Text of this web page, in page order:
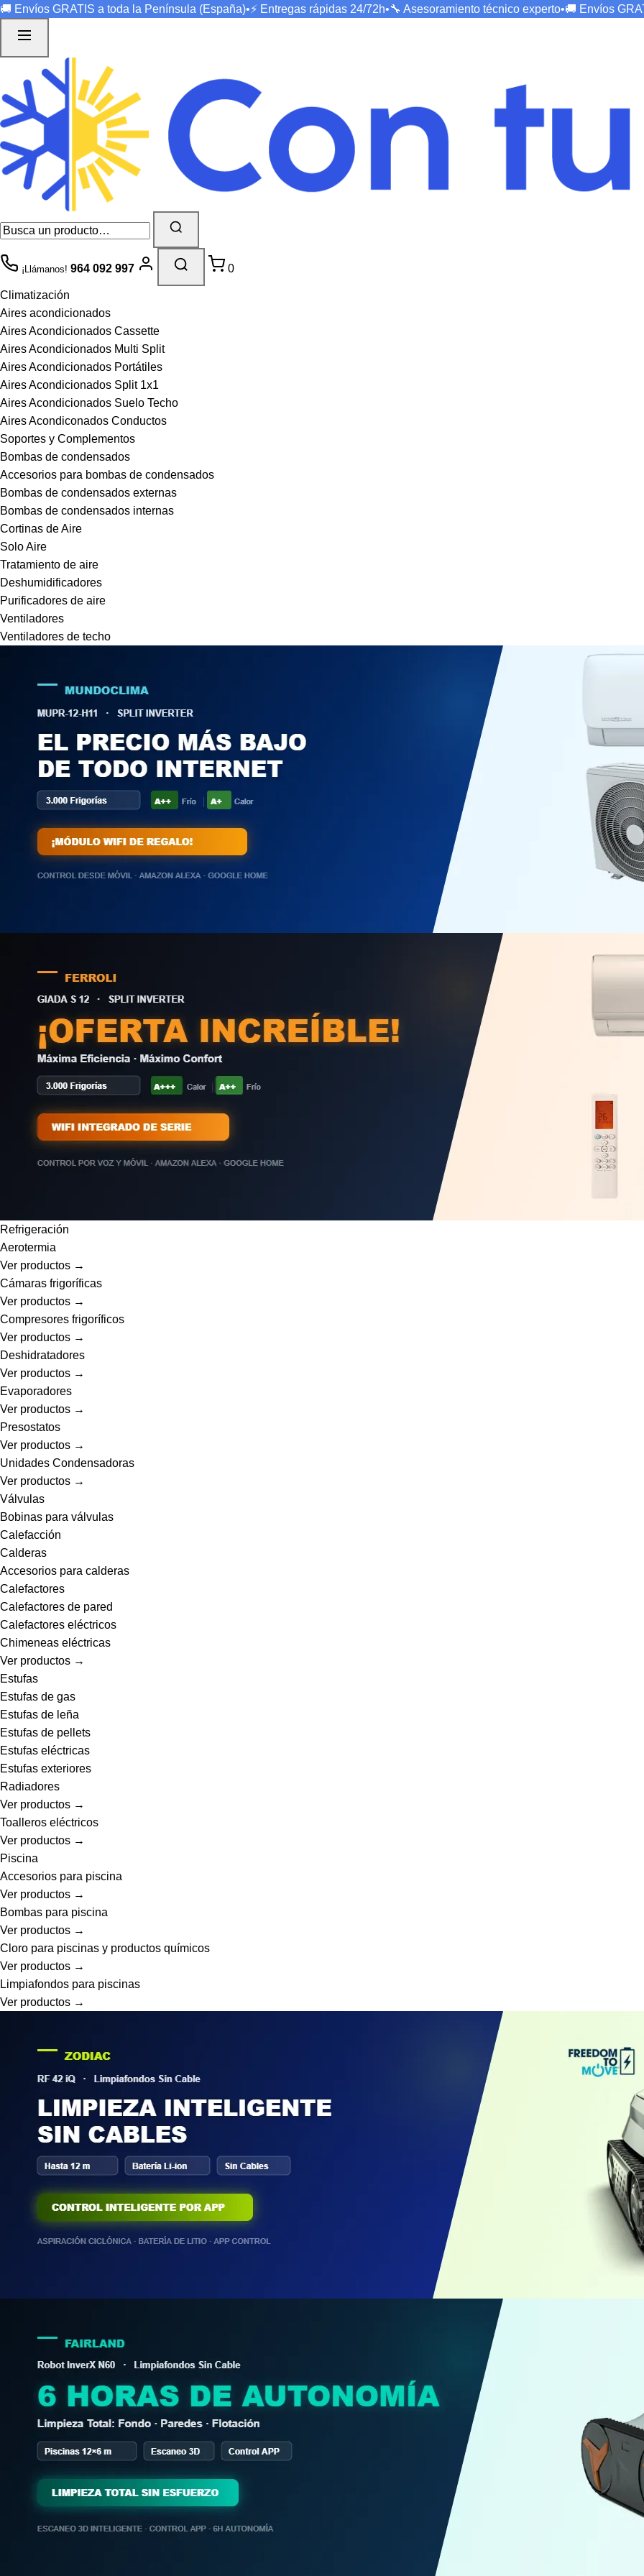
🚚 Envíos GRATIS a toda la Península (España)•⚡ Entregas rápidas 24/72h•🔧 Asesoramiento técnico experto•🚚 Envíos
¡Llámanos! 964 092 997 0
Climatización
Aires acondicionados
Aires Acondicionados Cassette
Aires Acondicionados Multi Split
Aires Acondicionados Portátiles
Aires Acondicionados Split 1x1
Aires Acondicionados Suelo Techo
Aires Acondiconados Conductos
Soportes y Complementos
Bombas de condensados
Accesorios para bombas de condensados
Bombas de condensados externas
Bombas de condensados internas
Cortinas de Aire
Solo Aire
Tratamiento de aire
Deshumidificadores
Purificadores de aire
Ventiladores
Ventiladores de techo
Refrigeración
Aerotermia
Ver productos →
Cámaras frigoríficas
Ver productos →
Compresores frigoríficos
Ver productos →
Deshidratadores
Ver productos →
Evaporadores
Ver productos →
Presostatos
Ver productos →
Unidades Condensadoras
Ver productos →
Válvulas
Bobinas para válvulas
Calefacción
Calderas
Accesorios para calderas
Calefactores
Calefactores de pared
Calefactores eléctricos
Chimeneas eléctricas
Ver productos →
Estufas
Estufas de gas
Estufas de leña
Estufas de pellets
Estufas eléctricas
Estufas exteriores
Radiadores
Ver productos →
Toalleros eléctricos
Ver productos →
Piscina
Accesorios para piscina
Ver productos →
Bombas para piscina
Ver productos →
Cloro para piscinas y productos químicos
Ver productos →
Limpiafondos para piscinas
Ver productos →